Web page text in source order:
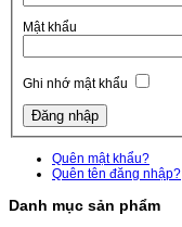
Mật khẩu
Ghi nhớ mật khẩu
Quên mật khẩu?
Quên tên đăng nhập?
Danh mục sản phẩm